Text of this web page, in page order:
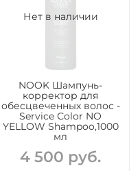
Нет в наличии
NOOK Шампунь-
корректор для
обесцвеченных волос -
Service Сolor NO
YELLOW Shampoo,1000
мл
4 500 руб.